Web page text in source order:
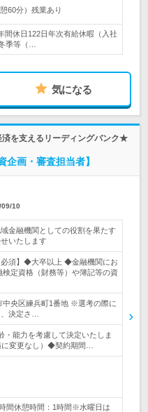
60分）残業あり
間休日122日年次有給休暇（入社
季等（…
気になる
を支えるリーディングバンク★
画・審査担当者】
10
金融機関としての役割を果たす
いたします
必須】◆大卒以上 ◆金融機関にお
定資格（財務等）や簿記等の資
中央区練兵町1番地 ※選考の際に
決定さ…
能力を考慮して決定いたしま
変更なし）◆契約期間…
間休憩時間：1時間※水曜日は